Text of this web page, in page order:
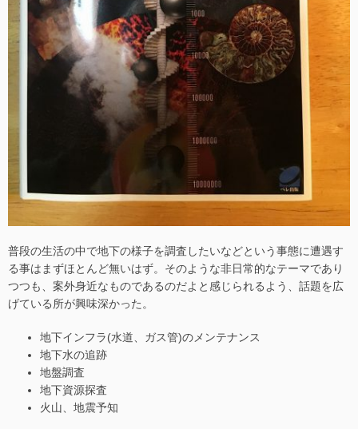
普段の生活の中で地下の様子を調査したいなどという事態に遭遇す
る事はまずほとんど無いはず。そのような非日常的なテーマであり
つつも、案外身近なものであるのだよと感じられるよう、話題を広
げている所が興味深かった。
地下インフラ(水道、ガス管)のメンテナンス
地下水の追跡
地盤調査
地下資源探査
火山、地震予知